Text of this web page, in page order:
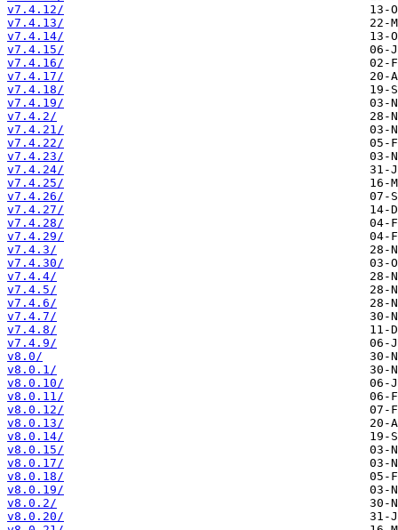
v7.4.12/
v7.4.13/
v7.4.14/
v7.4.15/
v7.4.16/
v7.4.17/
v7.4.18/
v7.4.19/
v7.4.2/
v7.4.21/
v7.4.22/
v7.4.23/
v7.4.24/
v7.4.25/
v7.4.26/
v7.4.27/
v7.4.28/
v7.4.29/
v7.4.3/
v7.4.30/
v7.4.4/
v7.4.5/
v7.4.6/
v7.4.7/
v7.4.8/
v7.4.9/
v8.0/
v8.0.1/
v8.0.10/
v8.0.11/
v8.0.12/
v8.0.13/
v8.0.14/
v8.0.15/
v8.0.17/
v8.0.18/
v8.0.19/
v8.0.2/
v8.0.20/